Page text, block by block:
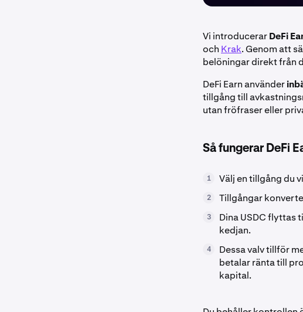
Vi introducerarDeFi
och Krak. Genom att
belöningar direkt från
DeFi Earn använder
tillgång till
utan fröfraser eller
Så fungerar DeFi
1 Välj en tillgång du
2 Tillgångar
3 Dina USDC flyttas
kedjan.
4
Dessa valv tillför
betalar ränta till
kapital.